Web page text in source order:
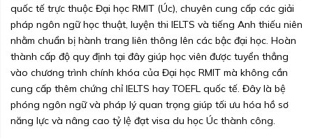
quốc tế trực thuộc Đại học RMIT (Úc), chuyên cung cấp các giải
pháp ngôn ngữ học thuật, luyện thi IELTS và tiếng Anh thiếu niên
nhằm chuẩn bị hành trang liên thông lên các bậc đại học. Hoàn
thành cấp độ quy định tại đây giúp học viên được tuyển thẳng
vào chương trình chính khóa của Đại học RMIT mà không cần
cung cấp thêm chứng chỉ IELTS hay TOEFL quốc tế. Đây là bệ
phóng ngôn ngữ và pháp lý quan trọng giúp tối ưu hóa hồ sơ
năng lực và nâng cao tỷ lệ đạt visa du học Úc thành công.